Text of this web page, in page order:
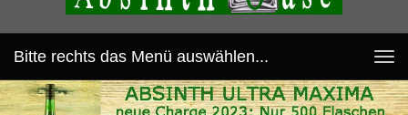
Bitte rechts das Menü auswählen...